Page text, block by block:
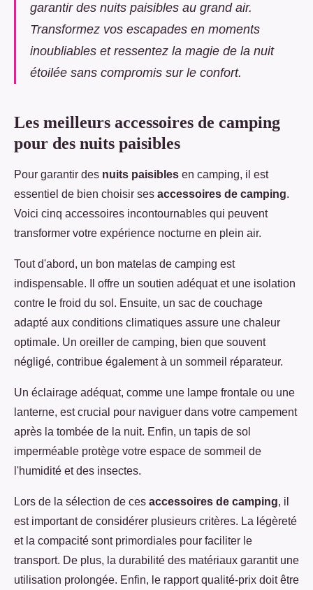
garantir des nuits paisibles au grand air.
Transformez vos escapades en moments
inoubliables et ressentez la magie de la nuit
étoilée sans compromis sur le confort.
Les meilleurs accessoires de camping
pour des nuits paisibles
Pour garantir des nuits paisibles en camping, il est
essentiel de bien choisir ses accessoires de camping.
Voici cinq accessoires incontournables qui peuvent
transformer votre expérience nocturne en plein air.
Tout d'abord, un bon matelas de camping est
indispensable. Il offre un soutien adéquat et une isolation
contre le froid du sol. Ensuite, un sac de couchage
adapté aux conditions climatiques assure une chaleur
optimale. Un oreiller de camping, bien que souvent
négligé, contribue également à un sommeil réparateur.
Un éclairage adéquat, comme une lampe frontale ou une
lanterne, est crucial pour naviguer dans votre campement
après la tombée de la nuit. Enfin, un tapis de sol
imperméable protège votre espace de sommeil de
l'humidité et des insectes.
Lors de la sélection de ces accessoires de camping, il
est important de considérer plusieurs critères. La légèreté
et la compacité sont primordiales pour faciliter le
transport. De plus, la durabilité des matériaux garantit une
utilisation prolongée. Enfin, le rapport qualité-prix doit être